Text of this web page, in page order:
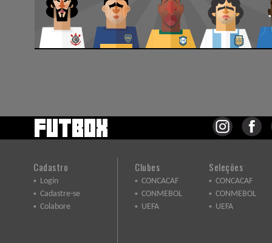
Cadastro
Login
Cadastre-se
Colabore
Clubes
CONCACAF
CONMEBOL
UEFA
Seleções
CONCACAF
CONMEBOL
UEFA